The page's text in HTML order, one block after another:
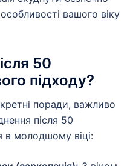
вашого віку
50
підходу?
поради, важливо
після 50
в молодшому віці: